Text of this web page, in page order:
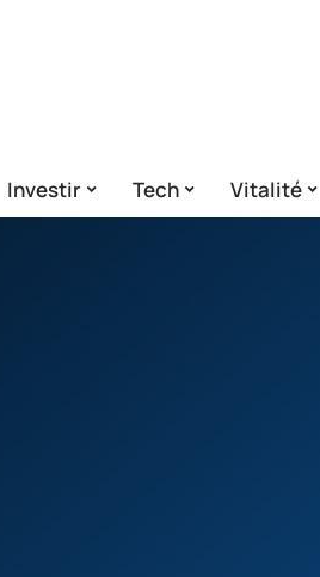
Investir Tech Vitalité